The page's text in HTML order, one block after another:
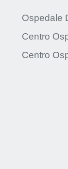
Ospedale
Centro
Centro